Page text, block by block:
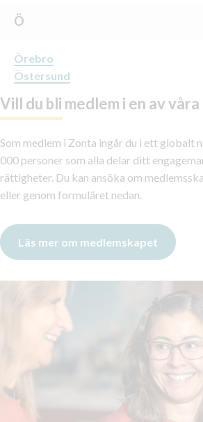
Ö
Örebro
Östersund
Vill du bli medlem i en av
Som medlem i Zonta ingår du i ett globalt
000 personer som alla delar ditt
rättigheter. Du kan ansöka om
eller genom formuläret nedan.
Läs mer om medlemskapet